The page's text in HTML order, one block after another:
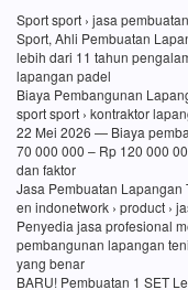
Sport sport › jasa
Sport, Ahli Pembuatan
lebih dari 11 tahun
lapangan padel
Biaya Pembangunan
sport sport › kontraktor
22 Mei 2026 — Biaya
70 000 000 – Rp 120 000
dan faktor
Jasa Pembuatan Lapangan
en indonetwork › product ›
Penyedia jasa profesional
pembangunan lapangan
yang benar
BARU! Pembuatan 1 SET